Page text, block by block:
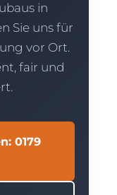
in
Sie uns für
vor Ort.
fair und
0179